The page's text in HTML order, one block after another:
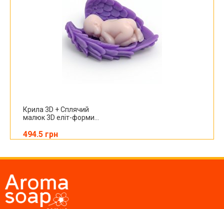
Крила 3D + Сплячий
малюк 3D еліт-форми...
494.5 грн